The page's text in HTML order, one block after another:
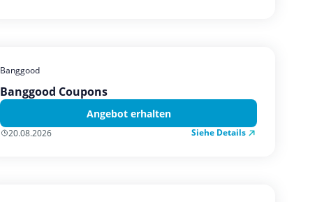
Banggood
Banggood Coupons
Angebot erhalten
20.08.2026 Siehe Details